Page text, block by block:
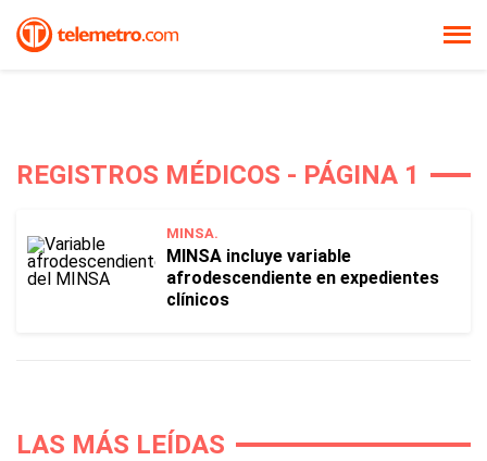
REGISTROS MÉDICOS - PÁGINA 1
MINSA.
MINSA incluye variable
afrodescendiente en expedientes
clínicos
LAS MÁS LEÍDAS